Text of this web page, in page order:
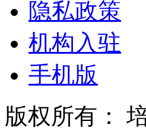
隐私政策
机构入驻
手机版
版权所有：